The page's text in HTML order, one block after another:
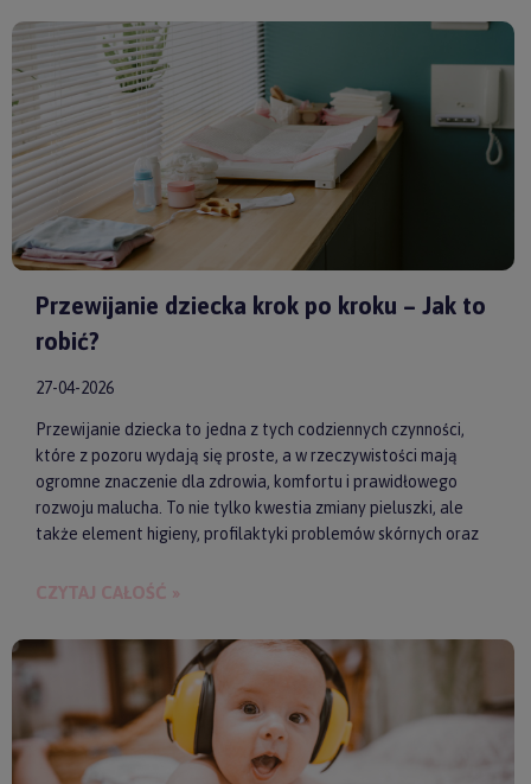
model od sprawdzonych producentów, takich jakby ASTRUP,
HuggimalsczyMembantu
, masz pewność, że dajesz swojemu
dziecku bezpieczne i skuteczne wsparcie każdego dnia.
Przewijanie dziecka krok po kroku – Jak to
robić?
27-04-2026
Przewijanie dziecka to jedna z tych codziennych czynności,
które z pozoru wydają się proste, a w rzeczywistości mają
ogromne znaczenie dla zdrowia, komfortu i prawidłowego
rozwoju malucha. To nie tylko kwestia zmiany pieluszki, ale
także element higieny, profilaktyki problemów skórnych oraz
CZYTAJ CAŁOŚĆ »